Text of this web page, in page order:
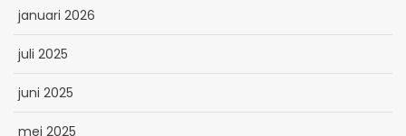
januari 2026
juli 2025
juni 2025
mei 2025